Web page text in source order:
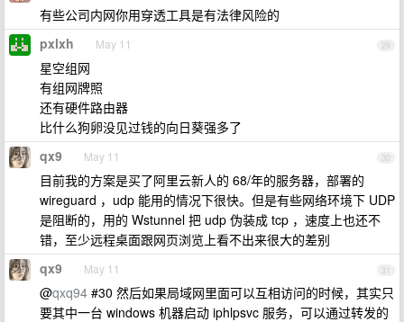
有些公司内网你用穿透工具是有法律风险的
29
pxlxh May 11
星空组网
有组网牌照
还有硬件路由器
比什么狗卵没见过钱的向日葵强多了
30
qx9 May 11
目前我的方案是买了阿里云新人的 68/年的服务器，部署的
wireguard ，udp 能用的情况下很快。但是有些网络环境下 UDP
是阻断的，用的 Wstunnel 把 udp 伪装成 tcp ，速度上也还不
错，至少远程桌面跟网页浏览上看不出来很大的差别
31
qx9 May 11
@qxq94 #30 然后如果局域网里面可以互相访问的时候，其实只
要其中一台 windows 机器启动 iphlpsvc 服务，可以通过转发的